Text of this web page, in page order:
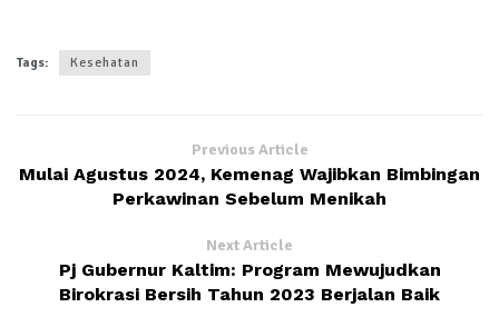
Tags: Kesehatan
Previous Article
Mulai Agustus 2024, Kemenag Wajibkan Bimbingan
Perkawinan Sebelum Menikah
Next Article
Pj Gubernur Kaltim: Program Mewujudkan
Birokrasi Bersih Tahun 2023 Berjalan Baik